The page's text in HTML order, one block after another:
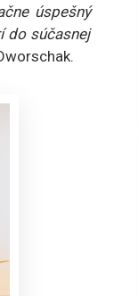
úspešný
do súčasnej